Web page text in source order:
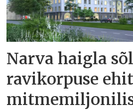
Narva haigla
ravikorpuse